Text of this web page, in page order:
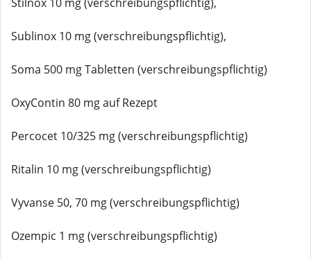
Sublinox 10 mg (verschreibungspflichtig),
Soma 500 mg Tabletten (verschreibungspflichtig)
OxyContin 80 mg auf Rezept
Percocet 10/325 mg (verschreibungspflichtig)
Ritalin 10 mg (verschreibungspflichtig)
Vyvanse 50, 70 mg (verschreibungspflichtig)
Ozempic 1 mg (verschreibungspflichtig)